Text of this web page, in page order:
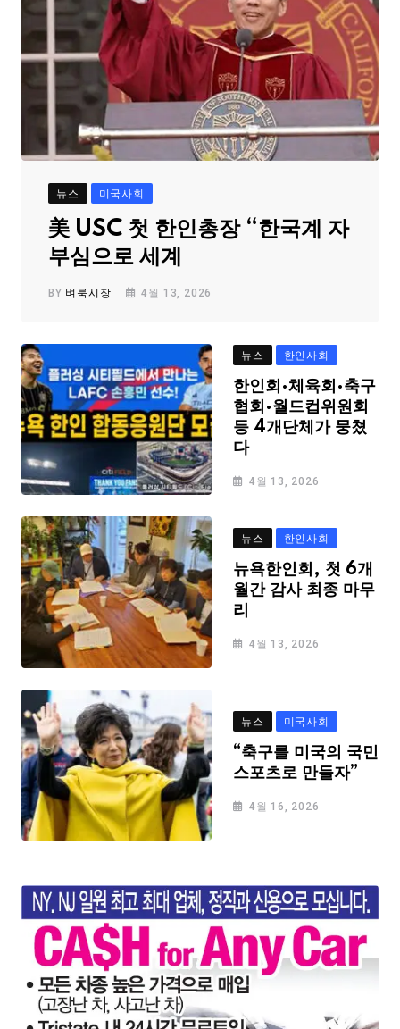
뉴스 미국사회
美 USC 첫 한인총장 “한국계 자
부심으로 세계
BY 벼룩시장 4월 13, 2026
뉴스 한인사회
한인회·체육회·축구
협회·월드컵위원회
등 4개단체가 뭉쳤
다
4월 13, 2026
뉴스 한인사회
뉴욕한인회, 첫 6개
월간 감사 최종 마무
리
4월 13, 2026
뉴스 미국사회
“축구를 미국의 국민
스포츠로 만들자”
4월 16, 2026